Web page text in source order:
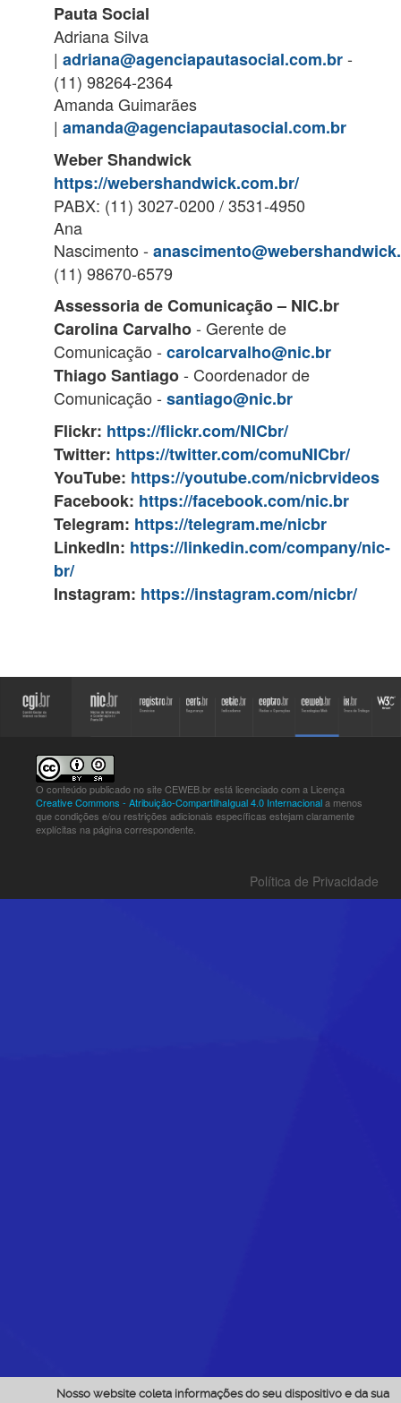
Pauta Social
Adriana Silva
| adriana@agenciapautasocial.com.br-
(11) 98264-2364
Amanda Guimarães
| amanda@agenciapautasocial.com.br
Weber Shandwick
https://webershandwick.com.br/
PABX: (11) 3027-0200 / 3531-4950
Ana
Nascimento -
(11) 98670-6579
Assessoria de Comunicação – NIC.br
Carolina Carvalho- Gerente de
Comunicação - carolcarvalho@nic.br
Thiago Santiago- Coordenador de
Comunicação - santiago@nic.br
Flickr: https://flickr.com/NICbr/
Twitter: https://twitter.com/comuNICbr/
YouTube: https://youtube.com/nicbrvideos
Facebook: https://facebook.com/nic.br
Telegram: https://telegram.me/nicbr
LinkedIn: https://linkedin.com/company/nic-
br/
Instagram: https://instagram.com/nicbr/
O conteúdo publicado no site CEWEB.br está licenciado com a Licença
Creative Commons - Atribuição-CompartilhaIgual 4.0 Internacionala menos
que condições e/ou restrições adicionais específicas estejam claramente
explícitas na página correspondente.
Política de Privacidade
Nosso website coleta informações do seu dispositivo e da sua